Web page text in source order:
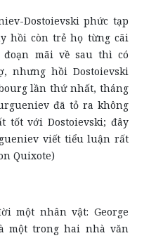
Dostoievski phức tạp
hồi còn trẻ họ từng cãi
mãi về sau thì có
nhưng hồi Dostoievski
lần thứ nhất, tháng
đã tỏ ra không
tốt với Dostoievski; đây
viết tiểu luận rất
Quixote)
một nhân vật: George
một trong hai nhà văn